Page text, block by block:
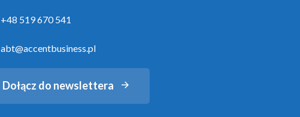
+48 519 670 541
abt@accentbusiness.pl
Dołącz do newslettera